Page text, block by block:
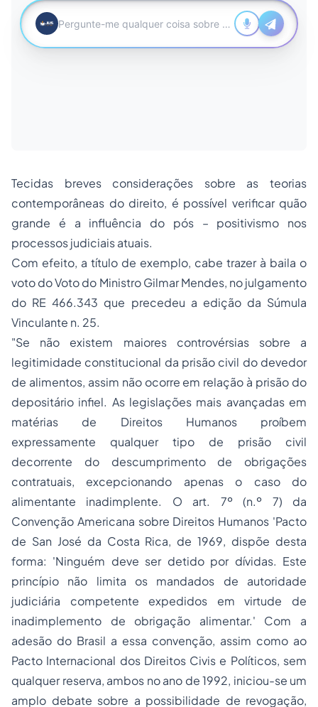
Tecidas breves considerações sobre as teorias
contemporâneas do direito, é possível verificar quão
grande é a influência do pós – positivismo nos
processos judiciais atuais.
Com efeito, a título de exemplo, cabe trazer à baila o
voto do Voto do Ministro Gilmar Mendes, no julgamento
do RE 466.343 que precedeu a edição da Súmula
Vinculante n. 25.
"Se não existem maiores controvérsias sobre a
legitimidade constitucional da prisão civil do devedor
de alimentos, assim não ocorre em relação à prisão do
depositário infiel. As legislações mais avançadas em
matérias de Direitos Humanosproíbem
expressamente qualquer tipo de prisão civil
decorrente do descumprimento de obrigações
contratuais, excepcionando apenas o caso do
alimentante inadimplente. O art. 7º (n.º 7) da
Convenção Americana sobre Direitos Humanos 'Pacto
de San José da Costa Rica, de 1969, dispõe desta
forma: 'Ninguém deve ser detido por dívidas. Este
princípio não limita os mandados de autoridade
judiciária competente expedidos em virtude de
inadimplemento de obrigação alimentar.' Com a
adesão do Brasil a essa convenção, assim como ao
Pacto Internacional dos Direitos Civis e Políticos, sem
qualquer reserva, ambos no ano de 1992, iniciou-se um
amplo debate sobre a possibilidade de revogação,